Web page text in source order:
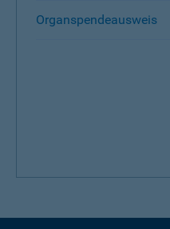
Organspendeausweis